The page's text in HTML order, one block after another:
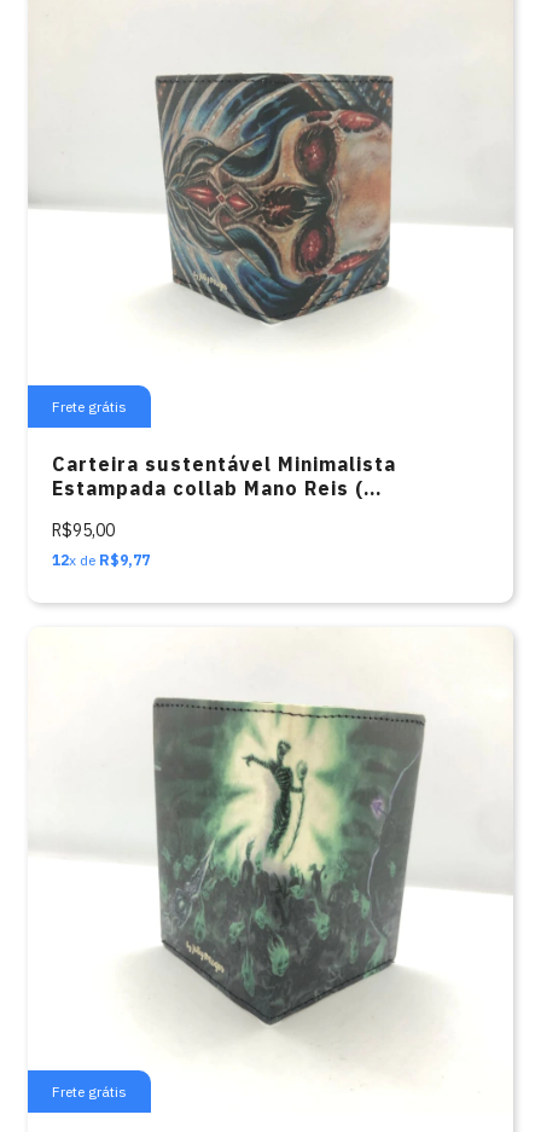
Frete grátis
Carteira sustentável Minimalista
Estampada collab Mano Reis (
R$95,00
12x de R$9,77
Frete grátis